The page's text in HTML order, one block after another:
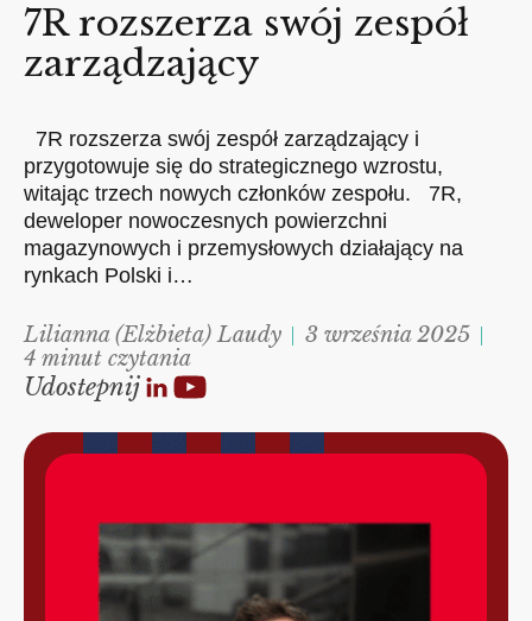
7R rozszerza swój zespół
zarządzający
7R rozszerza swój zespół zarządzający i
przygotowuje się do strategicznego wzrostu,
witając trzech nowych członków zespołu. 7R,
deweloper nowoczesnych powierzchni
magazynowych i przemysłowych działający na
rynkach Polski i…
Lilianna (Elżbieta) Laudy
3 września 2025
4 minut czytania
Udostepnij